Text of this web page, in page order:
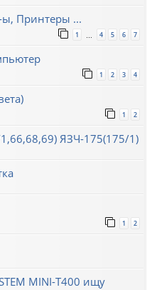
ы, Принтеры ...
1 4 5 6 7
1 2 3 4
1 2
ЯЗЧ-175(175/1)
1 2
MINI-T400 ищу